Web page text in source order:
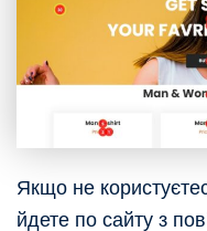
Якщо не
йдете по сайту з